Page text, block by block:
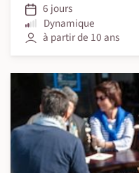
6 jours
Dynamique
à partir de 10 ans